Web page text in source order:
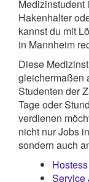
Medizinstudent
Hakenhalter
kannst du mit
in Mannheim
Diese
gleichermaßen
Studenten der
Tage oder
verdienen
nicht nur Jobs
sondern auch
Service